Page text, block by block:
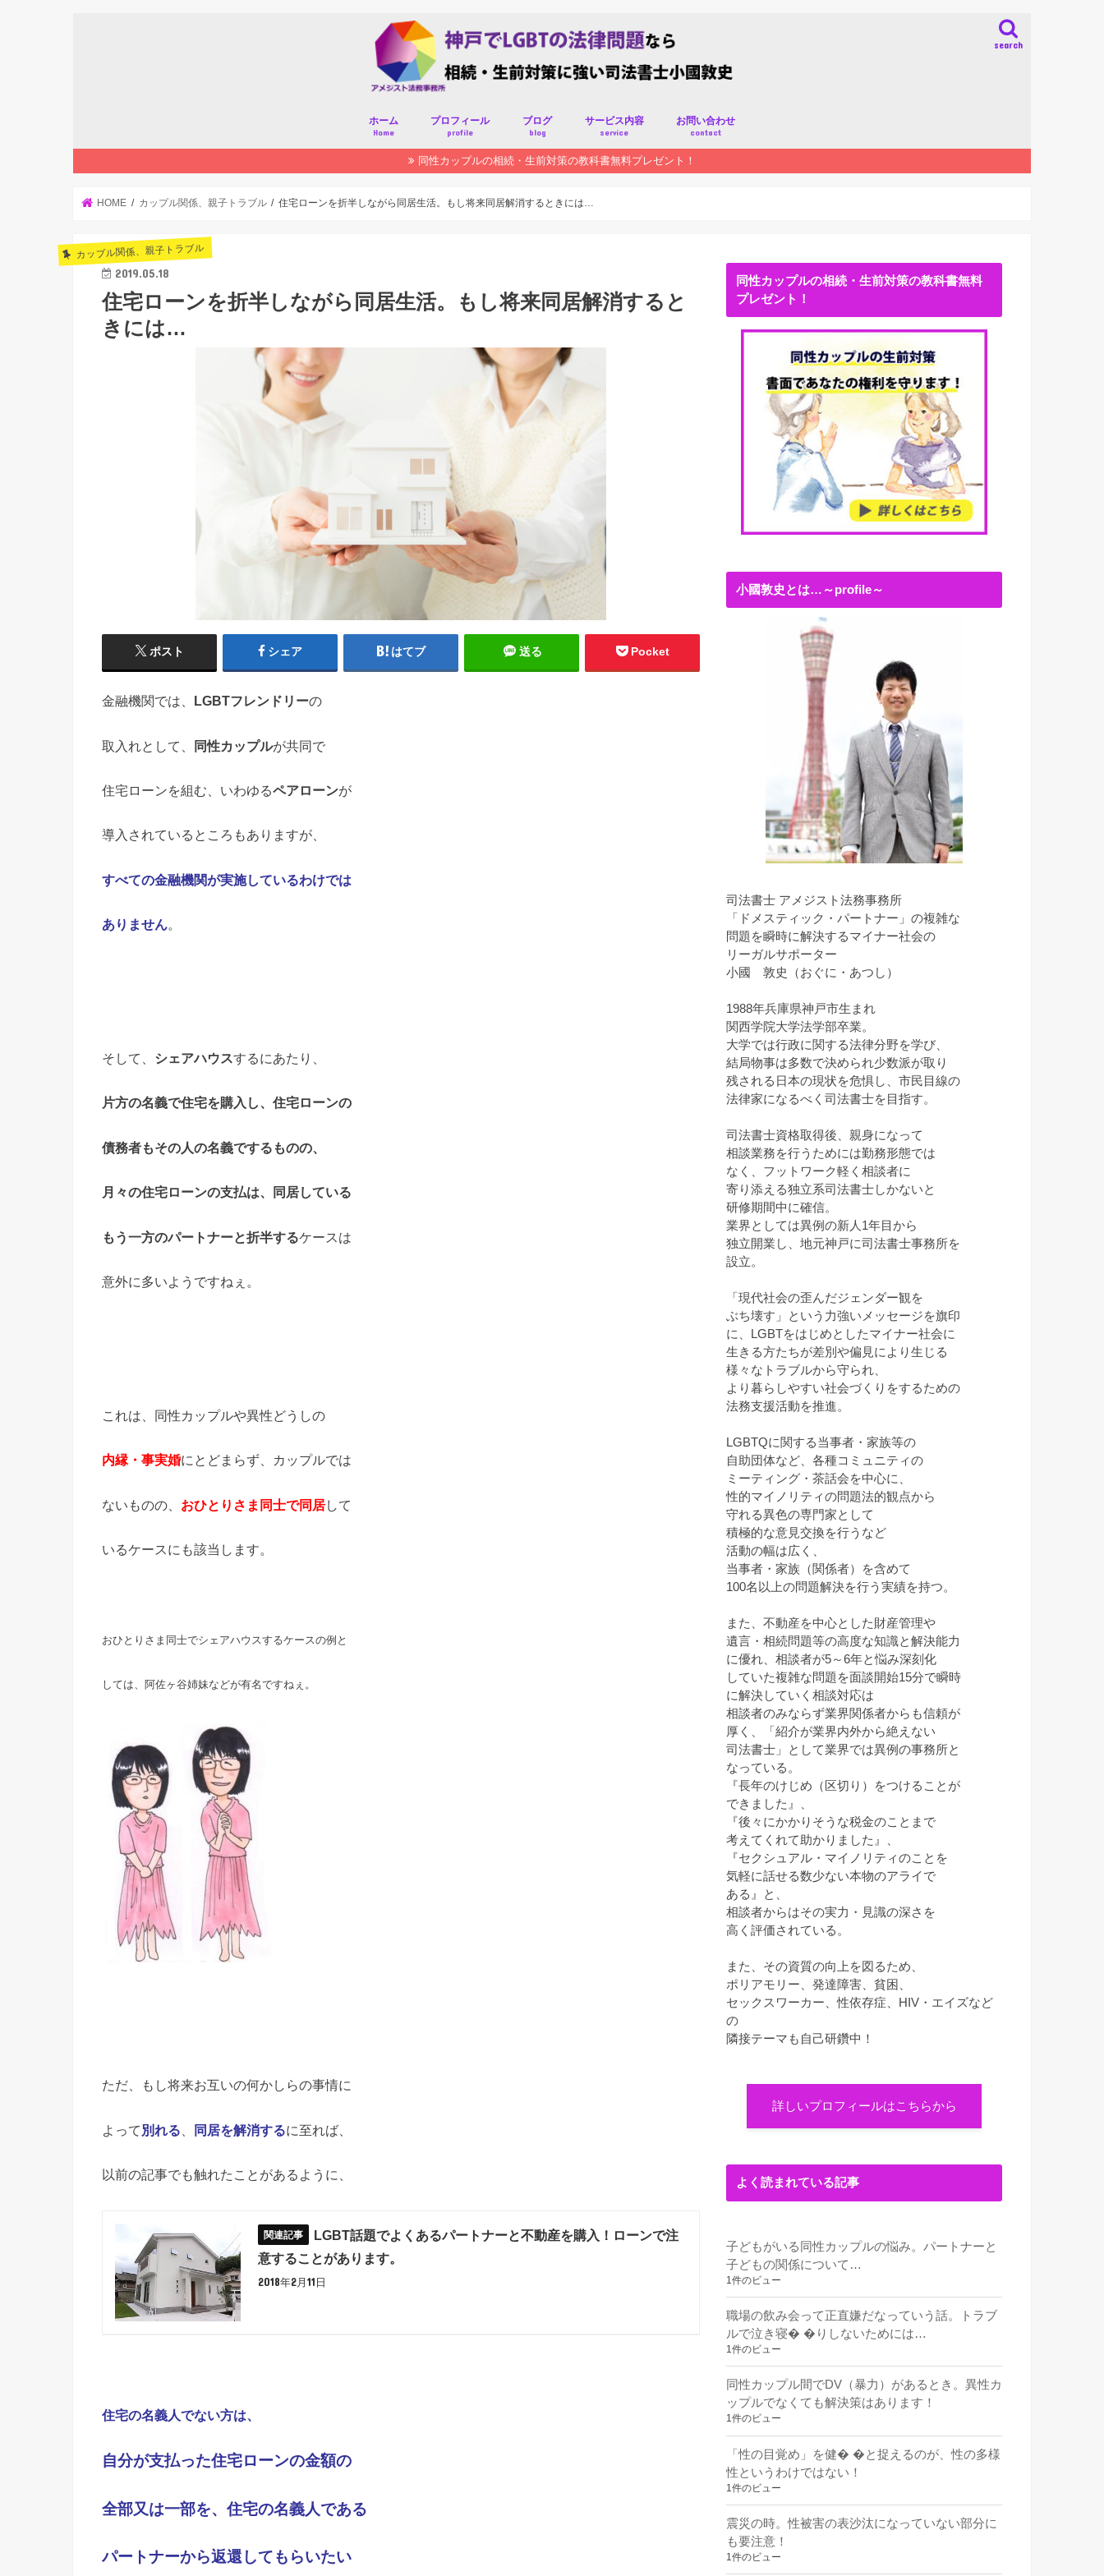
search
ホーム
Home
プロフィール
profile
ブログ
blog
サービス内容
service
お問い合わせ
contact
同性カップルの相続・生前対策の教科書無料プレゼント！
HOME カップル関係、親子トラブル 住宅ローンを折半しながら同居生活。もし将来同居解消するときには…
カップル関係、親子トラブル
2019.05.18
住宅ローンを折半しながら同居生活。もし将来同居解消すると
きには…
ポスト シェア はてブ 送る Pocket
金融機関では、 LGBTフレンドリーの
取入れとして、 同性カップルが共同で
住宅ローンを組む、いわゆるペアローンが
導入されているところもありますが、
すべての金融機関が実施しているわけでは
ありません。
そして、 シェアハウスするにあたり、
片方の名義で住宅を購入し、住宅ローンの
債務者もその人の名義でするものの、
月々の住宅ローンの支払は、同居している
もう一方のパートナーと折半するケースは
意外に多いようですねぇ。
これは、同性カップルや異性どうしの
内縁・事実婚にとどまらず、カップルでは
ないものの、 おひとりさま同士で同居して
いるケースにも該当します。
おひとりさま同士でシェアハウスするケースの例と
しては、阿佐ヶ谷姉妹などが有名ですねぇ。
ただ、もし将来お互いの何かしらの事情に
よって 別れる 同居を解消するに至れば、
以前の記事でも触れたことがあるように、
LGBT話題でよくあるパートナーと不動産を購入！ローンで注
意することがあります。
2018年2月11日
住宅の名義人でない方は、
自分が支払った住宅ローンの金額の
全部又は一部を、住宅の名義人である
パートナーから返還してもらいたい
同性カップルの相続・生前対策の教科書無料
プレゼント！
小國敦史とは…～profile～
司法書士 アメジスト法務事務所
「ドメスティック・パートナー」の複雑な
問題を瞬時に解決するマイナー社会の
リーガルサポーター
小國 敦史（おぐに・あつし）
1988年兵庫県神戸市生まれ
関西学院大学法学部卒業。
大学では行政に関する法律分野を学び、
結局物事は多数で決められ少数派が取り
残される日本の現状を危惧し、市民目線の
法律家になるべく司法書士を目指す。
司法書士資格取得後、親身になって
相談業務を行うためには勤務形態では
なく、フットワーク軽く相談者に
寄り添える独立系司法書士しかないと
研修期間中に確信。
業界としては異例の新人1年目から
独立開業し、地元神戸に司法書士事務所を
設立。
「現代社会の歪んだジェンダー観を
ぶち壊す」という力強いメッセージを旗印
に、LGBTをはじめとしたマイナー社会に
生きる方たちが差別や偏見により生じる
様々なトラブルから守られ、
より暮らしやすい社会づくりをするための
法務支援活動を推進。
LGBTQに関する当事者・家族等の
自助団体など、各種コミュニティの
ミーティング・茶話会を中心に、
性的マイノリティの問題法的観点から
守れる異色の専門家として
積極的な意見交換を行うなど
活動の幅は広く、
当事者・家族（関係者）を含めて
100名以上の問題解決を行う実績を持つ。
また、不動産を中心とした財産管理や
遺言・相続問題等の高度な知識と解決能力
に優れ、相談者が5～6年と悩み深刻化
していた複雑な問題を面談開始15分で瞬時
に解決していく相談対応は
相談者のみならず業界関係者からも信頼が
厚く、「紹介が業界内外から絶えない
司法書士」として業界では異例の事務所と
なっている。
『長年のけじめ（区切り）をつけることが
できました』、
『後々にかかりそうな税金のことまで
考えてくれて助かりました』、
『セクシュアル・マイノリティのことを
気軽に話せる数少ない本物のアライで
ある』と、
相談者からはその実力・見識の深さを
高く評価されている。
また、その資質の向上を図るため、
ポリアモリー、発達障害、貧困、
セックスワーカー、性依存症、HIV・エイズなど
の
隣接テーマも自己研鑽中！
詳しいプロフィールはこちらから
よく読まれている記事
子どもがいる同性カップルの悩み。パートナーと
子どもの関係について…
1件のビュー
職場の飲み会って正直嫌だなっていう話。トラブ
ルで泣き寝� �りしないためには…
1件のビュー
同性カップル間でDV（暴力）があるとき。異性カ
ップルでなくても解決策はあります！
1件のビュー
「性の目覚め」を健� �と捉えるのが、性の多様
性というわけではない！
1件のビュー
震災の時。性被害の表沙汰になっていない部分に
も要注意！
1件のビュー